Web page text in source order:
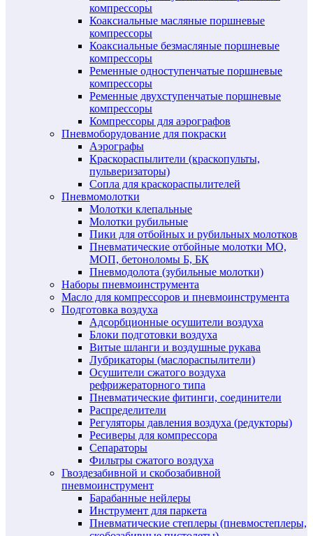
компрессоры
Коаксиальные масляные поршневые
компрессоры
Коаксиальные безмасляные поршневые
компрессоры
Ременные одноступенчатые поршневые
компрессоры
Ременные двухступенчатые поршневые
компрессоры
Компрессоры для аэрографов
Пневмоборудование для покраски
Аэрографы
Краскораспылители (краскопульты,
пульверизаторы)
Сопла для краскораспылителей
Пневмомолотки
Молотки клепальные
Молотки рубильные
Пики для отбойных и рубильных молотков
Пневматические отбойные молотки МО,
МОП, бетоноломы Б, БК
Пневмодолота (зубильные молотки)
Наборы пневмоинструмента
Масло для компрессоров и пневмоинструмента
Подготовка воздуха
Адсорбционные осушители воздуха
Блоки подготовки воздуха
Витые шланги и воздушные рукава
Лубрикаторы (маслораспылители)
Осушители сжатого воздуха
рефрижераторного типа
Пневматические фитинги, соединители
Распределители
Регуляторы давления воздуха (редукторы)
Ресиверы для компрессора
Сепараторы
Фильтры сжатого воздуха
Гвоздезабивной и скобозабивной
пневмоинструмент
Барабанные нейлеры
Инструмент для паркета
Пневматические степлеры (пневмостеплеры,